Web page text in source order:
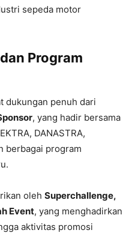
sepeda motor
Program
dukungan penuh dari
, yang hadir bersama
DANASTRA,
berbagai program
oleh Superchallenge,
Event, yang menghadirkan
aktivitas promosi